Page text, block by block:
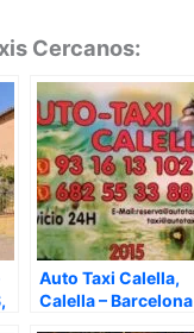
Cercanos:
Auto Taxi Calella,
Calella – Barcelona